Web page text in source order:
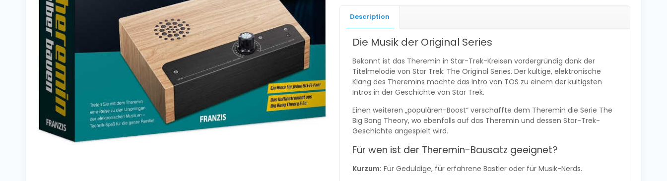
Description
Die Musik der Original Series
Bekannt ist das Theremin in Star-Trek-Kreisen vordergründig dank der
Titelmelodie von Star Trek: The Original Series. Der kultige, elektronische
Klang des Theremins machte das Intro von TOS zu einem der kultigsten
Intros in der Geschichte von Star Trek.
Einen weiteren „populären-Boost“ verschaffte dem Theremin die Serie The
Big Bang Theory, wo ebenfalls auf das Theremin und dessen Star-Trek-
Geschichte angespielt wird.
Für wen ist der Theremin-Bausatz geeignet?
Kurzum: Für Geduldige, für erfahrene Bastler oder für Musik-Nerds.